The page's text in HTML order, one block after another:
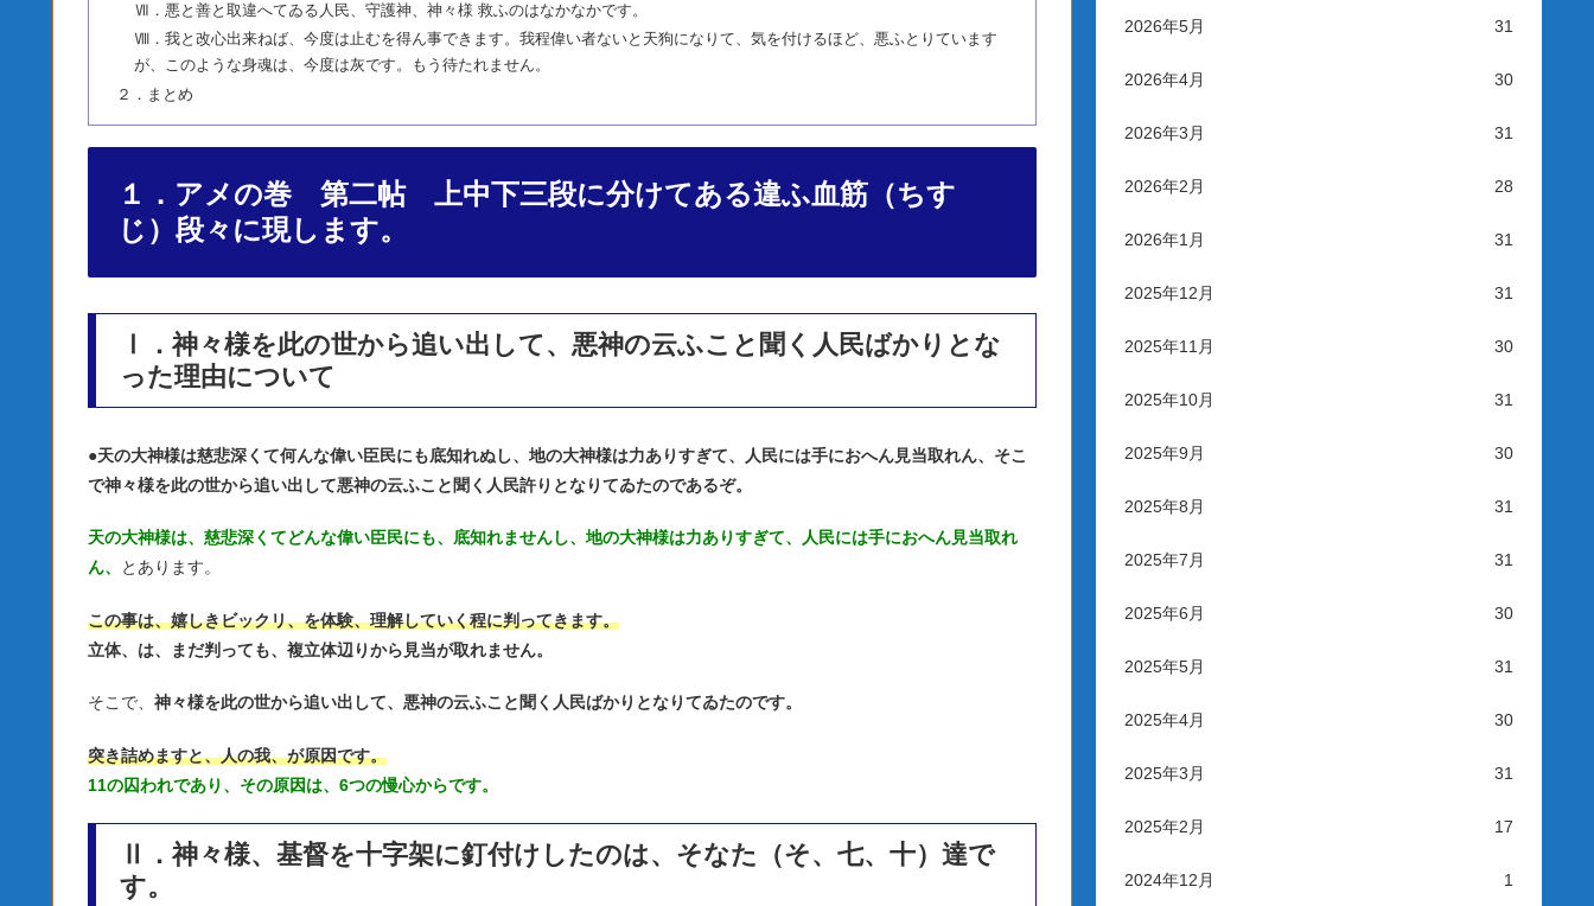
Ⅶ．悪と善と取違へてゐる人民、守護神、神々様 救ふのはなかなかです。
Ⅷ．我と改心出来ねば、今度は止むを得ん事できます。我程偉い者ないと天狗になりて、気を付けるほど、悪ふとりています
が、このような身魂は、今度は灰です。もう待たれません。
２．まとめ
１．アメの巻 第二帖 上中下三段に分けてある違ふ血筋（ちす
じ）段々に現します。
Ⅰ．神々様を此の世から追い出して、悪神の云ふこと聞く人民ばかりとな
った理由について
●天の大神様は慈悲深くて何んな偉い臣民にも底知れぬし、地の大神様は力ありすぎて、人民には手におへん見当取れん、そこ
で神々様を此の世から追い出して悪神の云ふこと聞く人民許りとなりてゐたのであるぞ。
天の大神様は、慈悲深くてどんな偉い臣民にも、底知れませんし、地の大神様は力ありすぎて、人民には手におへん見当取れ
ん、
とあります。
この事は、嬉しきビックリ、を体験、理解していく程に判ってきます。
立体、は、まだ判っても、複立体辺りから見当が取れません。
そこで、 神々様を此の世から追い出して、悪神の云ふこと聞く人民ばかりとなりてゐたのです。
突き詰めますと、人の我、が原因です。
11の囚われであり、その原因は、6つの慢心からです。
Ⅱ．神々様、基督を十字架に釘付けしたのは、そなた（そ、七、十）達で
す。
2026年5月 31
2026年4月 30
2026年3月 31
2026年2月 28
2026年1月 31
2025年12月 31
2025年11月 30
2025年10月 31
2025年9月 30
2025年8月 31
2025年7月 31
2025年6月 30
2025年5月 31
2025年4月 30
2025年3月 31
2025年2月 17
2024年12月 1